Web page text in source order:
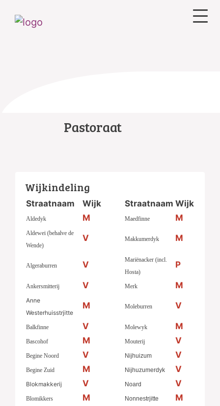
Pastoraat
Wijkindeling
Straatnaam Wijk Straatnaam Wijk
Aldedyk M Maedfinne M
Aldewei (behalve de
Wende)
V Makkumerdyk M
Algeraburren V
Mariënacker (incl.
Hosta)
P
Ankersmitterij V Merk M
Anne
Westerhuisstrjitte
M Moleburren V
Balkfinne V Molewyk M
Bascohof M Mouterij V
Begine Noord V Nijhuizum V
Begine Zuid M Nijhuzumerdyk V
Blokmakkerij V Noard V
Blomikkers M Nonnestrjitte M